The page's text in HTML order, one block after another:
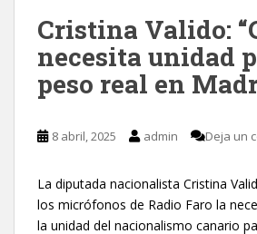
Cristina Valido:
necesita unidad
peso real en
8 abril, 2025 admin Deja un
La diputada nacionalista Cristina
los micrófonos de Radio Faro la
la unidad del nacionalismo canario